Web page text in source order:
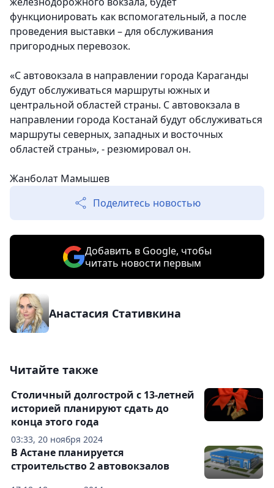
функционировать как вспомогательный, а после
проведения выставки – для обслуживания
пригородных перевозок.
«С автовокзала в направлении города Караганды
будут обслуживаться маршруты южных и
центральной областей страны. С автовокзала в
направлении города Костанай будут обслуживаться
маршруты северных, западных и восточных
областей страны», - резюмировал он.
Жанболат Мамышев
Поделитесь новостью
Добавить в Google, чтобы
читать новости первым
Анастасия Стативкина
Читайте также
03:33, 20 ноября 2024
Столичный долгострой с 13-летней
историей планируют сдать до
конца этого года
В Астане планируется
строительство 2 автовокзалов